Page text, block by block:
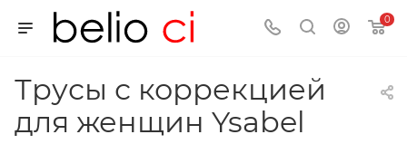
0
Трусы с коррекцией
для женщин Ysabel